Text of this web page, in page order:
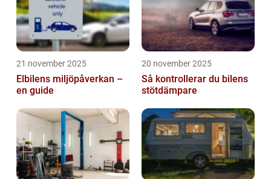
21 november 2025
Elbilens miljöpåverkan –
en guide
20 november 2025
Så kontrollerar du bilens
stötdämpare